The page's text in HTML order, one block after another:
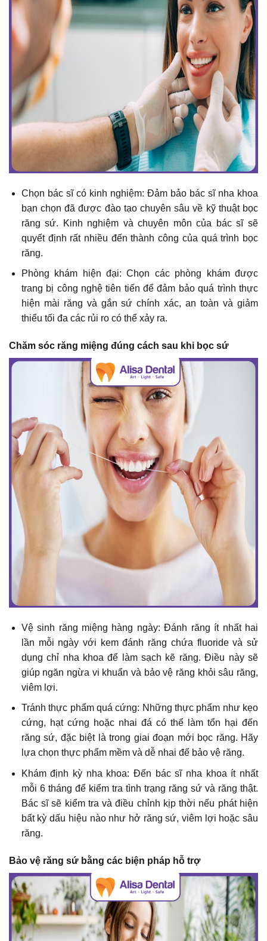
Chọn bác sĩ có kinh nghiệm: Đảm bảo bác sĩ nha khoa
bạn chọn đã được đào tạo chuyên sâu về kỹ thuật bọc
răng sứ. Kinh nghiệm và chuyên môn của bác sĩ sẽ
quyết định rất nhiều đến thành công của quá trình bọc
răng.
Phòng khám hiện đại: Chọn các phòng khám được
trang bị công nghệ tiên tiến để đảm bảo quá trình thực
hiện mài răng và gắn sứ chính xác, an toàn và giảm
thiểu tối đa các rủi ro có thể xảy ra.
Chăm sóc răng miệng đúng cách sau khi bọc sứ
Vệ sinh răng miệng hàng ngày: Đánh răng ít nhất hai
lần mỗi ngày với kem đánh răng chứa fluoride và sử
dụng chỉ nha khoa để làm sạch kẽ răng. Điều này sẽ
giúp ngăn ngừa vi khuẩn và bảo vệ răng khỏi sâu răng,
viêm lợi.
Tránh thực phẩm quá cứng: Những thực phẩm như kẹo
cứng, hạt cứng hoặc nhai đá có thể làm tổn hại đến
răng sứ, đặc biệt là trong giai đoạn mới bọc răng. Hãy
lựa chọn thực phẩm mềm và dễ nhai để bảo vệ răng.
Khám định kỳ nha khoa: Đến bác sĩ nha khoa ít nhất
mỗi 6 tháng để kiểm tra tình trạng răng sứ và răng thật.
Bác sĩ sẽ kiểm tra và điều chỉnh kịp thời nếu phát hiện
bất kỳ dấu hiệu nào như hở răng sứ, viêm lợi hoặc sâu
răng.
Bảo vệ răng sứ bằng các biện pháp hỗ trợ